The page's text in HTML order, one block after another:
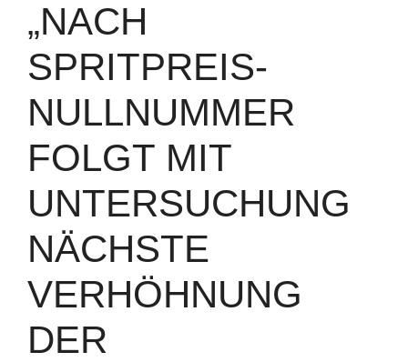
„NACH
SPRITPREIS-
NULLNUMMER
FOLGT MIT
UNTERSUCHUNG
NÄCHSTE
VERHÖHNUNG
DER